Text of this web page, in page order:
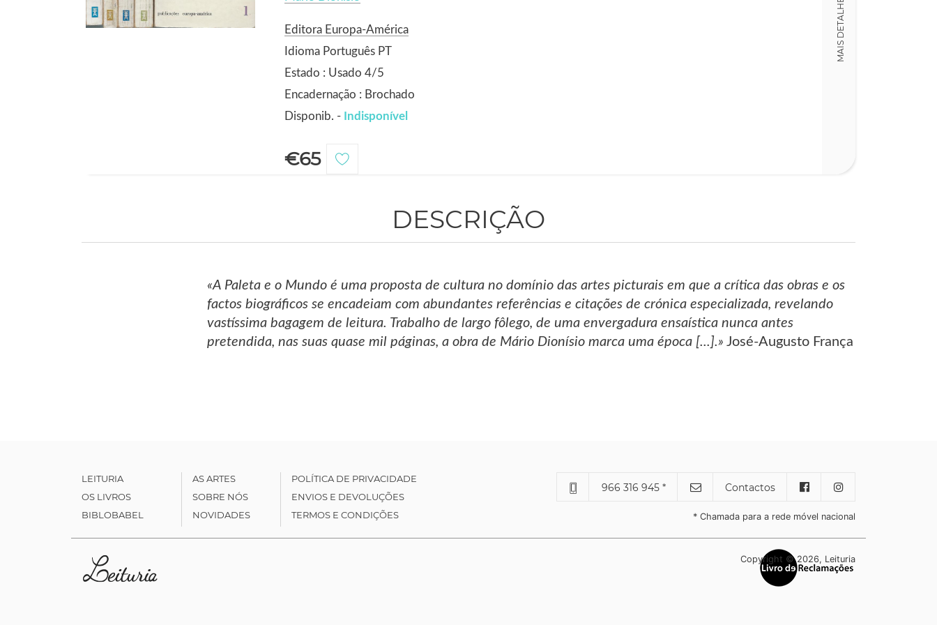
Editora Europa-América
Idioma Português PT
Estado : Usado 4/5
Encadernação : Brochado
Disponib. - Indisponível
€65
MAIS DETALHES
DESCRIÇÃO
«A Paleta e o Mundo é uma proposta de cultura no domínio das artes picturais em que a crítica das obras e os
factos biográ­ficos se encadeiam com abundantes refe­rências e citações de crónica especializada, revelando
vastíssima bagagem de leitura. Trabalho de largo fôlego, de uma enverga­dura ensaística nunca antes
pretendida, nas suas quase mil páginas, a obra de Mário Dionísio marca uma época [...].» José-Augusto França
LEITURIA
OS LIVROS
BIBLOBABEL
AS ARTES
SOBRE NÓS
NOVIDADES
POLÍTICA DE PRIVACIDADE
ENVIOS E DEVOLUÇÕES
TERMOS E CONDIÇÕES
966 316 945 * Contactos
* Chamada para a rede móvel nacional
Copyright © 2026, Leituria